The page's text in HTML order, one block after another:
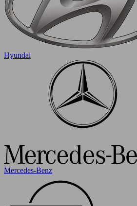
Hyundai
Mercedes-Benz